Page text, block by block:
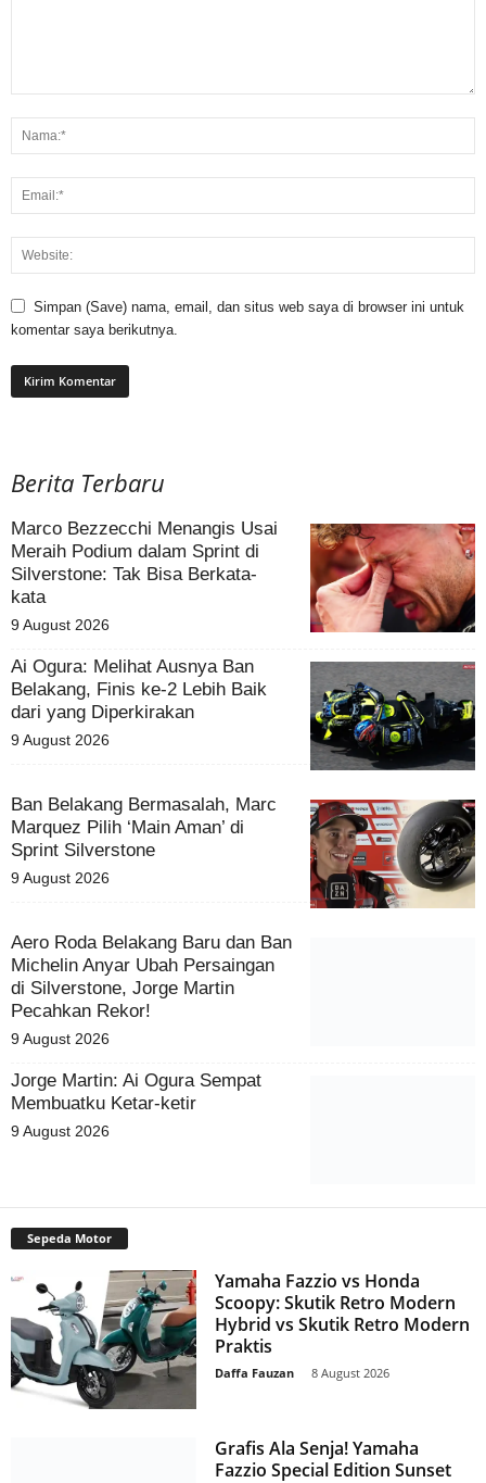
Simpan (Save) nama, email, dan situs web saya di browser ini untuk
komentar saya berikutnya.
Berita Terbaru
Marco Bezzecchi Menangis Usai
Meraih Podium dalam Sprint di
Silverstone: Tak Bisa Berkata-
kata
9 August 2026
Ai Ogura: Melihat Ausnya Ban
Belakang, Finis ke-2 Lebih Baik
dari yang Diperkirakan
9 August 2026
Ban Belakang Bermasalah, Marc
Marquez Pilih ‘Main Aman’ di
Sprint Silverstone
9 August 2026
Aero Roda Belakang Baru dan
Ban Michelin Anyar Ubah
Persaingan di Silverstone, Jorge
Martin Pecahkan Rekor!
9 August 2026
Jorge Martin: Ai Ogura Sempat
Membuatku Ketar-ketir
9 August 2026
Sepeda Motor
Yamaha Fazzio vs Honda
Scoopy: Skutik Retro Modern
Hybrid vs Skutik Retro Modern
Praktis
Daffa Fauzan 8 August 2026
Grafis Ala Senja! Yamaha
Fazzio Special Edition Sunset